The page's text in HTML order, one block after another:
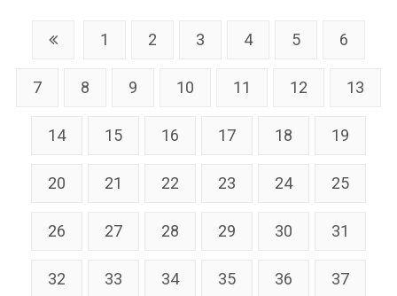
1 2 3 4 5 6
7 8 9 10 11 12 13
14 15 16 17 18 19
20 21 22 23 24 25
26 27 28 29 30 31
32 33 34 35 36 37